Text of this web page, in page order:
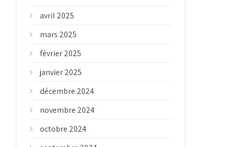
avril 2025
mars 2025
février 2025
janvier 2025
décembre 2024
novembre 2024
octobre 2024